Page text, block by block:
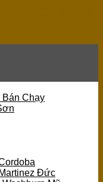
Bán Chạy
Đức